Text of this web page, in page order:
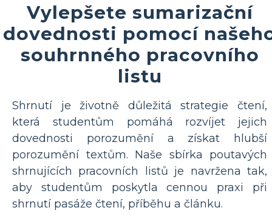
Vylepšete sumarizační
dovednosti pomocí
souhrnného pracovního
listu
Shrnutí je životně důležitá strategie čtení,
která studentům pomáhá rozvíjet jejich
dovednosti porozumění a získat hlubší
porozumění textům. Naše sbírka poutavých
shrnujících pracovních listů je navržena tak,
aby studentům poskytla cennou praxi při
shrnutí pasáže čtení, příběhu a článku.